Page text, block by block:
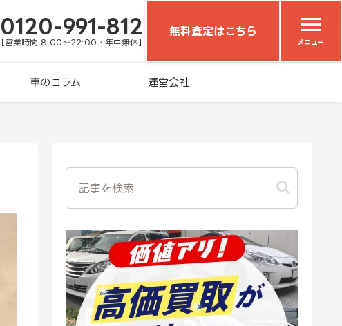
0120-991-812
【営業時間 8:00～22:00・年中無休】
無料査定はこちら
メニュー
車のコラム 運営会社